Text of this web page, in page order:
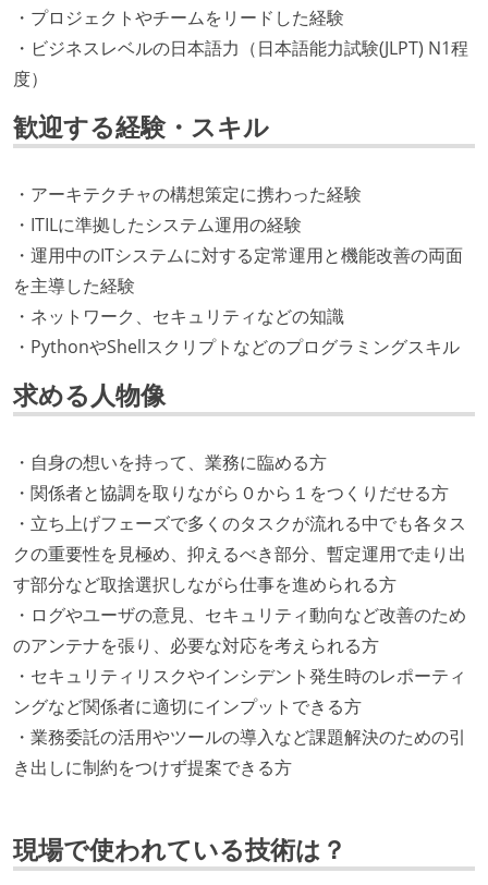
・プロジェクトやチームをリードした経験
・ビジネスレベルの日本語力（日本語能力試験(JLPT) N1程
度）
歓迎する経験・スキル
・アーキテクチャの構想策定に携わった経験
・ITILに準拠したシステム運用の経験
・運用中のITシステムに対する定常運用と機能改善の両面
を主導した経験
・ネットワーク、セキュリティなどの知識
・PythonやShellスクリプトなどのプログラミングスキル
求める人物像
・自身の想いを持って、業務に臨める方
・関係者と協調を取りながら０から１をつくりだせる方
・立ち上げフェーズで多くのタスクが流れる中でも各タス
クの重要性を見極め、抑えるべき部分、暫定運用で走り出
す部分など取捨選択しながら仕事を進められる方
・ログやユーザの意見、セキュリティ動向など改善のため
のアンテナを張り、必要な対応を考えられる方
・セキュリティリスクやインシデント発生時のレポーティ
ングなど関係者に適切にインプットできる方
・業務委託の活用やツールの導入など課題解決のための引
き出しに制約をつけず提案できる方
現場で使われている技術は？